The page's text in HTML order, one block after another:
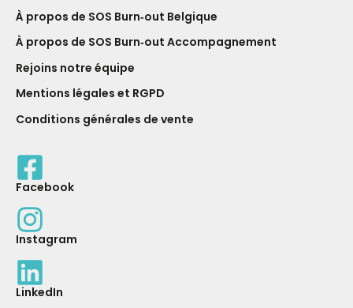
À propos de SOS Burn‑out Belgique
À propos de SOS Burn‑out Accompagnement
Rejoins notre équipe
Mentions légales et RGPD
Conditions générales de vente
Facebook
Instagram
LinkedIn